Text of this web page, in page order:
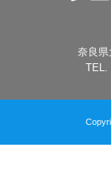
奈良県
TEL.